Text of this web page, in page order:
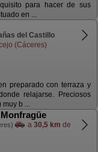
para hacer de sus
en ...
del Castillo
(Cáceres)
preparado con terraza y
relajarse. Preciosos
muy b ...
a 30,5 km de